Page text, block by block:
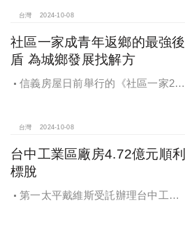
家邸「長築白樓1」
台灣 2024-10-08
社區一家成青年返鄉的最強後
盾 為城鄉發展找解方
信義房屋日前舉行的《社區一家20
彰化鬆勢三日節策展人劉孟豪分享他
家鄉帶來改變和發展的故事。
台灣 2024-10-08
台中工業區廠房4.72億元順利
標脫
第一太平戴維斯受託辦理台中工業